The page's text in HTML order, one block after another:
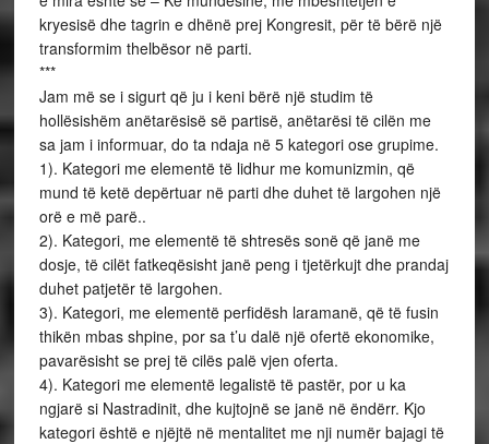
kryesisë dhe tagrin e dhënë prej Kongresit, për të bërë një
transformim thelbësor në parti.
***
Jam më se i sigurt që ju i keni bërë një studim të
hollësishëm anëtarësisë së partisë, anëtarësi të cilën me
sa jam i informuar, do ta ndaja në 5 kategori ose grupime.
1). Kategori me elementë të lidhur me komunizmin, që
mund të ketë depërtuar në parti dhe duhet të largohen një
orë e më parë..
2). Kategori, me elementë të shtresës sonë që janë me
dosje, të cilët fatkeqësisht janë peng i tjetërkujt dhe prandaj
duhet patjetër të largohen.
3). Kategori, me elementë perfidësh laramanë, që të fusin
thikën mbas shpine, por sa t’u dalë një ofertë ekonomike,
pavarësisht se prej të cilës palë vjen oferta.
4). Kategori me elementë legalistë të pastër, por u ka
ngjarë si Nastradinit, dhe kujtojnë se janë në ëndërr. Kjo
kategori është e njëjtë në mentalitet me nji numër bajagi të